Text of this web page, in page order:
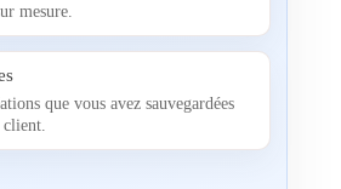
mesure.
que vous avez sauvegardées